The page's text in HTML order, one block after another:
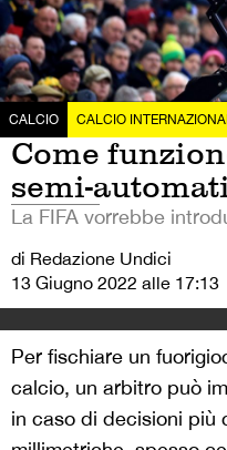
CALCIO CALCIO
Come
semi-
La FIFA vorrebbe
di Redazione Undici
13 Giugno 2022 alle 17:13
Per fischiare un
calcio, un arbitro può
in caso di decisioni più